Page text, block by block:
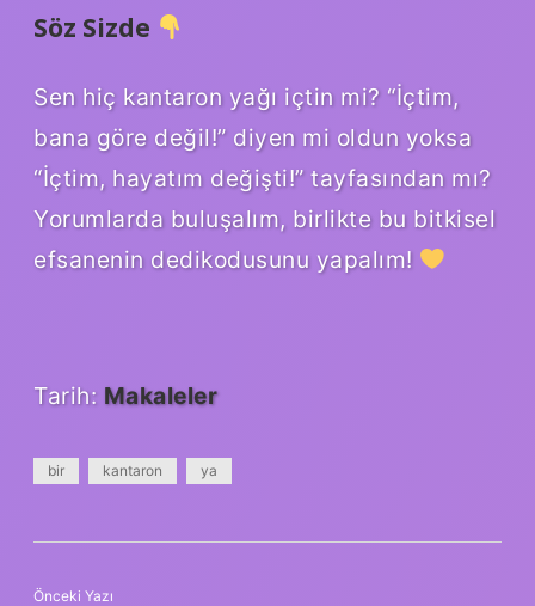
Söz Sizde
Sen hiç kantaron yağı içtin mi? “İçtim,
bana göre değil!” diyen mi oldun yoksa
“İçtim, hayatım değişti!” tayfasından mı?
Yorumlarda buluşalım, birlikte bu bitkisel
efsanenin dedikodusunu yapalım!
Tarih: Makaleler
bir kantaron ya
Önceki Yazı